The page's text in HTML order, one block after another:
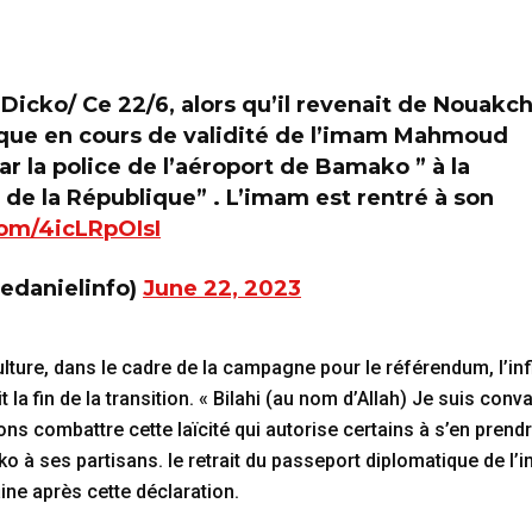
Ce 22/6, alors qu’il revenait de
en cours de validité de l’imam Mahmoud
la police de l’aéroport de Bamako ” à la
la République” . L’imam est rentré à son
4icLRpOIsI
June 22, 2023
dans le cadre de la campagne pour le référendum,
la fin de la transition. « Bilahi (au nom d’Allah) Je suis
combattre cette laïcité qui autorise certains à s’en
à ses partisans. le retrait du passeport diplomatique de
après cette déclaration.